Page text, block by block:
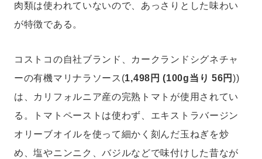
肉類は使われていないので、あっさりとした味わい
が特徴である。
コストコの自社ブランド、カークランドシグネチャ
ーの有機マリナラソース(1,498円 (100g当り 56円))
は、カリフォルニア産の完熟トマトが使用されてい
る。トマトペーストは使わず、エキストラバージン
オリーブオイルを使って細かく刻んだ玉ねぎを炒
め、塩やニンニク、バジルなどで味付けした昔なが